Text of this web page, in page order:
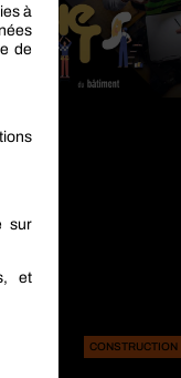
CONSTRUCTION